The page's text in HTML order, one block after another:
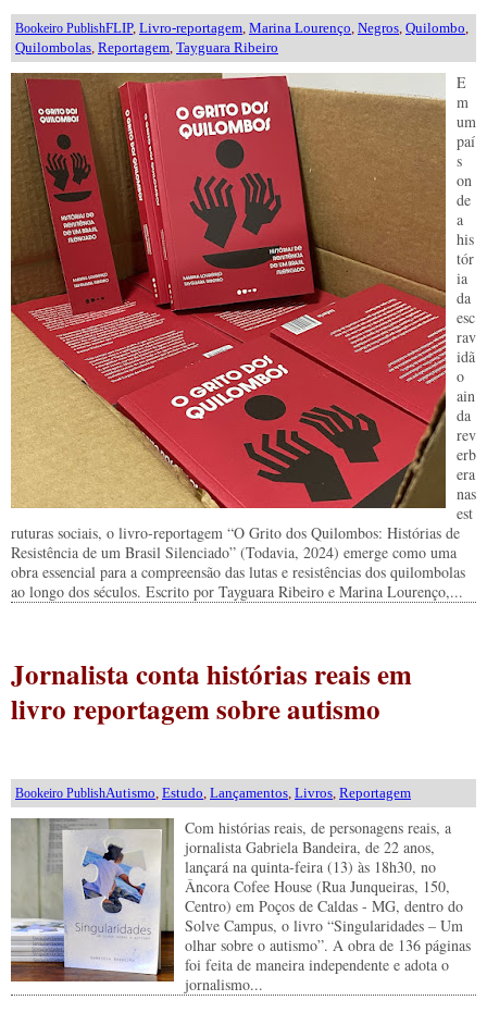
Bookeiro PublishFLIP, Livro-reportagem Marina Lourenço Negros Quilombo
Quilombolas Reportagem Tayguara Ribeiro
E
m
um
paí
s
on
de
a
his
tór
ia
da
esc
rav
idã
o
ain
da
rev
erb
era
nas
est
ruturas sociais, o livro-reportagem “O Grito dos Quilombos: Histórias de
Resistência de um Brasil Silenciado” (Todavia, 2024) emerge como uma
obra essencial para a compreensão das lutas e resistências dos quilombolas
ao longo dos séculos. Escrito por Tayguara Ribeiro e Marina Lourenço,...
Jornalista conta histórias reais em
livro reportagem sobre autismo
Bookeiro PublishAutismo Estudo Lançamentos Livros Reportagem
Com histórias reais, de personagens reais, a
jornalista Gabriela Bandeira, de 22 anos,
lançará na quinta-feira (13) às 18h30, no
Âncora Cofee House (Rua Junqueiras, 150,
Centro) em Poços de Caldas - MG, dentro do
Solve Campus, o livro “Singularidades – Um
olhar sobre o autismo”. A obra de 136 páginas
foi feita de maneira independente e adota o
jornalismo...